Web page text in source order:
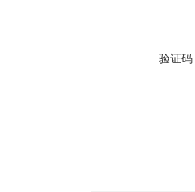
验证码